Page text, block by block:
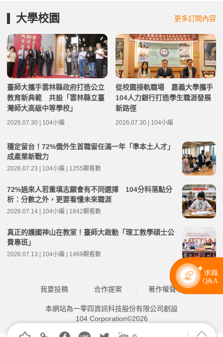
大學校園 更多訂閱內容
臺師大攜手雲林縣政府打造公立
教育新典範 共設「雲林縣立臺
灣師大高級中等學校」
2026.07.30 | 104小編
從校園接軌職場 嘉義大學攜手
104人力銀行打造學生職涯發展
新路徑
2026.07.30 | 104小編
穩定留台！72%僑外生首職留任滿一年「準本土人才」
成產業新戰力
2026.07.23 | 104小編 | 1255觀看數
72%過來人若重填志願會有不同選擇 104分科落點分
析：分數之外，更要看懂未來職涯
2026.07.14 | 104小編 | 1842觀看數
真正的護國神山在教室！臺師大啟動「理工教學碩士公
費專班」
2026.07.13 | 104小編 | 1469觀看數
我要投稿 合作提案 著作權聲明
本網站為一零四資訊科技股份有限公司創設
104 Corporation©2026